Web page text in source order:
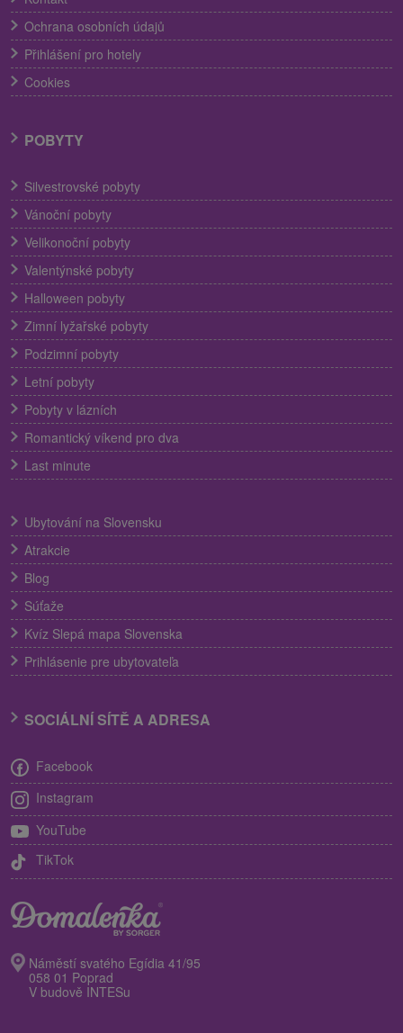
Ochrana osobních údajů
Přihlášení pro hotely
Cookies
POBYTY
Silvestrovské pobyty
Vánoční pobyty
Velikonoční pobyty
Valentýnské pobyty
Halloween pobyty
Zimní lyžařské pobyty
Podzimní pobyty
Letní pobyty
Pobyty v lázních
Romantický víkend pro dva
Last minute
Ubytování na Slovensku
Atrakcie
Blog
Súťaže
Kvíz Slepá mapa Slovenska
Prihlásenie pre ubytovateľa
SOCIÁLNÍ SÍTĚ A ADRESA
Facebook
Instagram
YouTube
TikTok
Náměstí svatého Egídia 41/95
058 01 Poprad
V budově INTESu